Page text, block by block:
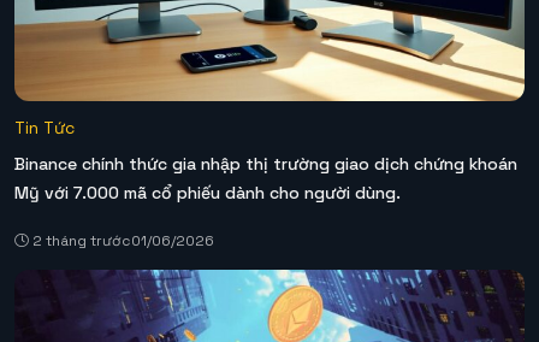
Tin Tức
Binance chính thức gia nhập thị trường giao dịch chứng khoán
Mỹ với 7.000 mã cổ phiếu dành cho người dùng.
2 tháng trước01/06/2026